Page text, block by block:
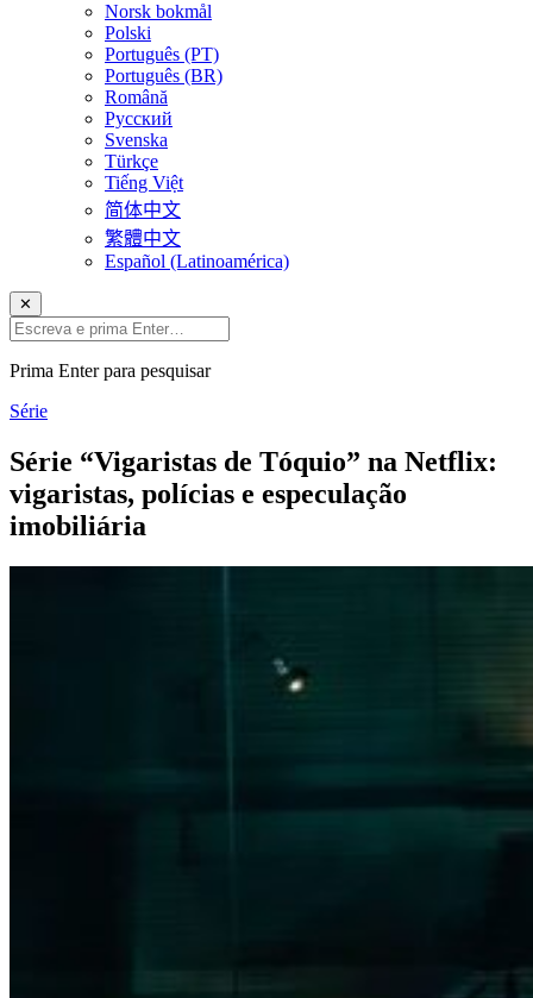
Norsk bokmål
Polski
Português (PT)
Português (BR)
Română
Русский
Svenska
Türkçe
Tiếng Việt
简体中文
繁體中文
Español (Latinoamérica)
✕
Prima Enter para pesquisar
Série
Série “Vigaristas de Tóquio” na Netflix:
vigaristas, polícias e especulação
imobiliária